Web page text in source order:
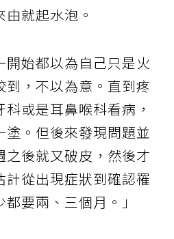
就起水泡。
開始都以為自己只是火
到，不以為意。直到疼
或是耳鼻喉科看病，
。但後來發現問題並
後就又破皮，然後才
計從出現症狀到確認罹
要兩、三個月。」